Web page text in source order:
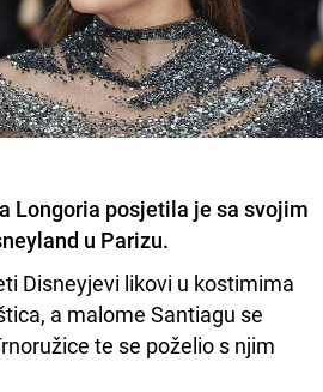
Longoria posjetila je sa svojim
u Parizu.
Disneyjevi likovi u kostimima
a malome Santiagu se
te se poželio s njim